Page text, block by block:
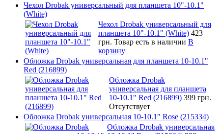
Чехол Drobak универсальный для планшета 10"-10.1"
(White)
Чехол Drobak универсальный для
планшета 10"-10.1" (White) 423
грн. Товар есть в наличии В
корзину
Обложка Drobak универсальная для планшета 10-10.1"
Red (216899)
Обложка Drobak
универсальная для планшета
10-10.1" Red (216899) 399 грн.
Отсутствует
Обложка Drobak универсальная 10-10.1" Rose (215334)
Обложка Drobak универсальная